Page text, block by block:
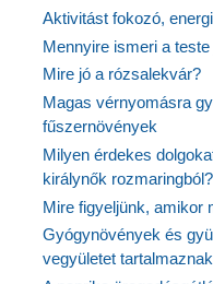
Aktivitást fokozó,
Mennyire ismeri a
Mire jó a rózsalekvár?
Magas vérnyomásra
fűszernövények
Milyen érdekes
királynők rozmaringból?
Mire figyeljünk, amikor
Gyógynövények és
vegyületet tartalmaznak